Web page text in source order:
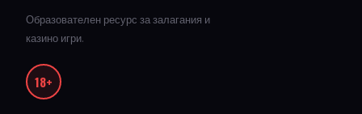
Образователен ресурс за залагания и
казино игри.
18+